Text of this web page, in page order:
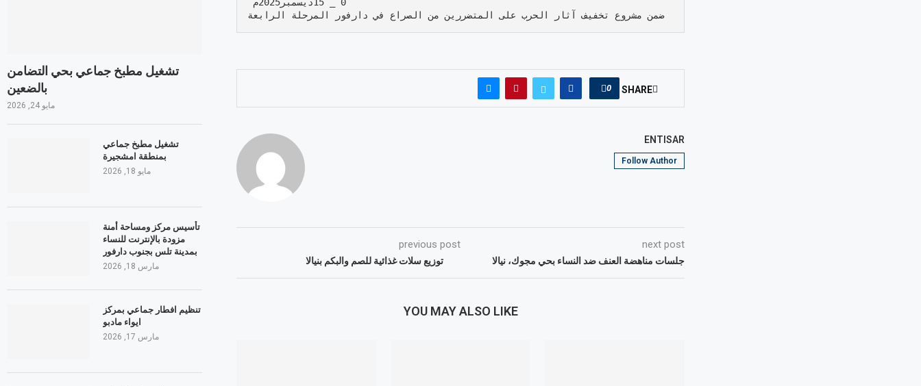
ضمن مشروع تخفيف آثار الحرب على المتضررين من الصراع في دارفور المرحلة الرابعة
SHARE
0
ENTISAR
Follow Author
previous post
توزيع سلات غذائية للصم والبكم بنيالا
next post
جلسات مناهضة العنف ضد النساء بحي مجوك، نيالا
YOU MAY ALSO LIKE
تشغيل مطبخ جماعي بحي التضامن
بالضعين
مايو 24, 2026
تشغيل مطبخ جماعي
بمنطقة امشجيرة
مايو 18, 2026
تأسيس مركز ومساحة أمنة
مزودة بالإنترنت للنساء
بمدينة تلس بجنوب دارفور
مارس 18, 2026
تنظيم افطار جماعي بمركز
ايواء مادبو
مارس 17, 2026